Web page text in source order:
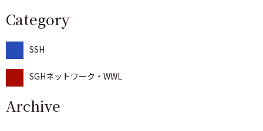
Category
SSH
SGHネットワーク・WWL
Archive